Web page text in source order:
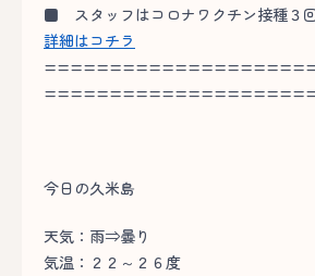
■ スタッフはコロナワクチン接種３
詳細はコチラ
今日の久米島
天気：雨⇒曇り
気温：２２～２６度